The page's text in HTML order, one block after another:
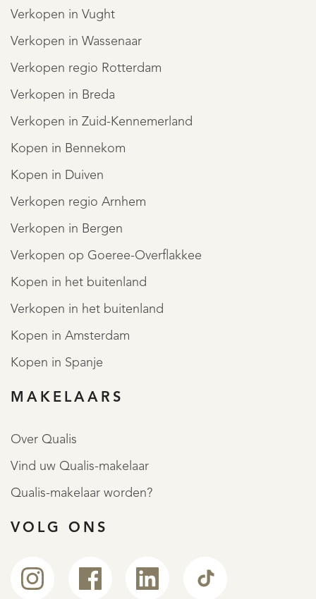
Verkopen in Vught
Verkopen in Wassenaar
Verkopen regio Rotterdam
Verkopen in Breda
Verkopen in Zuid-Kennemerland
Kopen in Bennekom
Kopen in Duiven
Verkopen regio Arnhem
Verkopen in Bergen
Verkopen op Goeree-Overflakkee
Kopen in het buitenland
Verkopen in het buitenland
Kopen in Amsterdam
Kopen in Spanje
MAKELAARS
Over Qualis
Vind uw Qualis-makelaar
Qualis-makelaar worden?
VOLG ONS